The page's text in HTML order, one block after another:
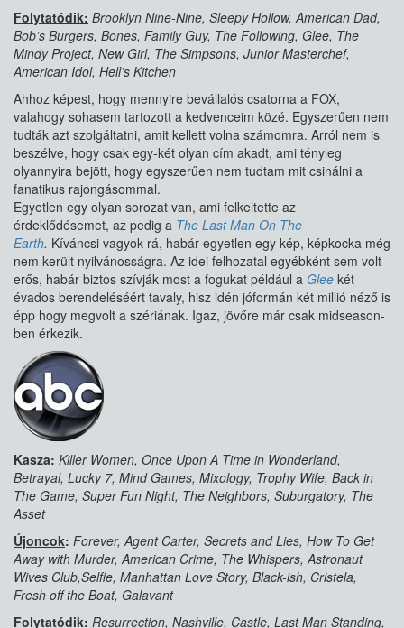
Folytatódik: Brooklyn Nine-Nine, Sleepy Hollow, American Dad,
Bob’s Burgers, Bones, Family Guy, The Following, Glee, The
Mindy Project, New Girl, The Simpsons, Junior Masterchef,
American Idol, Hell’s Kitchen
Ahhoz képest, hogy mennyire bevállalós csatorna a FOX,
valahogy sohasem tartozott a kedvenceim közé. Egyszerűen nem
tudták azt szolgáltatni, amit kellett volna számomra. Arról nem is
beszélve, hogy csak egy-két olyan cím akadt, ami tényleg
olyannyira bejött, hogy egyszerűen nem tudtam mit csinálni a
fanatikus rajongásommal.
Egyetlen egy olyan sorozat van, ami felkeltette az
érdeklődésemet, az pedig a The Last Man On The
Earth. Kíváncsi vagyok rá, habár egyetlen egy kép, képkocka még
nem került nyilvánosságra. Az idei felhozatal egyébként sem volt
erős, habár biztos szívják most a fogukat például a Glee két
évados berendeléséért tavaly, hisz idén jóformán két millió néző is
épp hogy megvolt a szériának. Igaz, jövőre már csak midseason-
ben érkezik.
Kasza: Killer Women, Once Upon A Time in Wonderland,
Betrayal, Lucky 7, Mind Games, Mixology, Trophy Wife, Back in
The Game, Super Fun Night, The Neighbors, Suburgatory, The
Asset
Újoncok: Forever, Agent Carter, Secrets and Lies, How To Get
Away with Murder, American Crime, The Whispers, Astronaut
Wives Club,Selfie, Manhattan Love Story, Black-ish, Cristela,
Fresh off the Boat, Galavant
Folytatódik: Resurrection, Nashville, Castle, Last Man Standing,